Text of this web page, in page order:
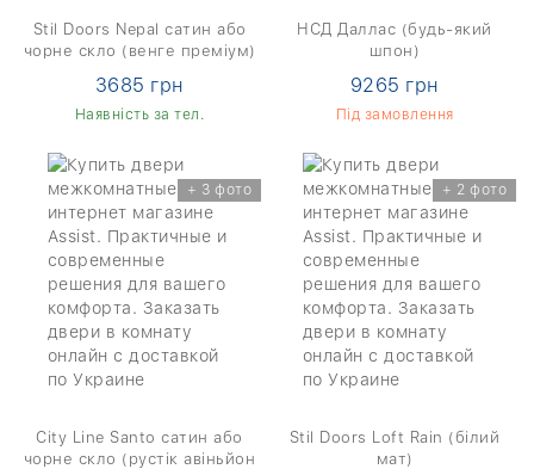
Stil Doors Nepal сатин або
чорне скло (венге преміум)
3685 грн
Наявність за тел.
НСД Даллас (будь-який
шпон)
9265 грн
Під замовлення
+ 3 фото
City Line Santo сатин або
чорне скло (рустік авіньйон
+ 2 фото
Stil Doors Loft Rain (білий
мат)